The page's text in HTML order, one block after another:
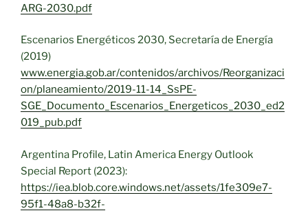
ARG-2030.pdf
Escenarios Energéticos 2030, Secretaría de Energía
(2019)
www.energia.gob.ar/contenidos/archivos/Reorganizaci
on/planeamiento/2019-11-14_SsPE-
SGE_Documento_Escenarios_Energeticos_2030_ed2
019_pub.pdf
Argentina Profile, Latin America Energy Outlook
Special Report (2023):
https://iea.blob.core.windows.net/assets/1fe309e7-
95f1-48a8-b32f-